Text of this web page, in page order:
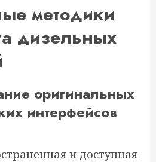
методики
дизельных
оригинальных
интерфейсов
и доступная